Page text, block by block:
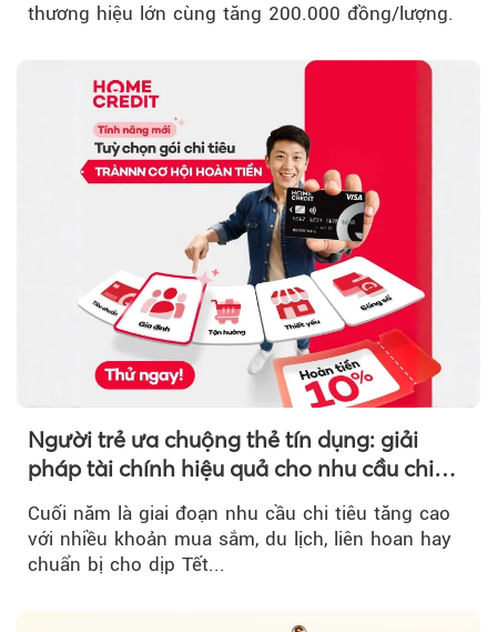
thương hiệu lớn cùng tăng 200.000 đồng/lượng.
Người trẻ ưa chuộng thẻ tín dụng: giải
pháp tài chính hiệu quả cho nhu cầu chi
tiêu cuối năm
Cuối năm là giai đoạn nhu cầu chi tiêu tăng cao
với nhiều khoản mua sắm, du lịch, liên hoan hay
chuẩn bị cho dịp Tết...